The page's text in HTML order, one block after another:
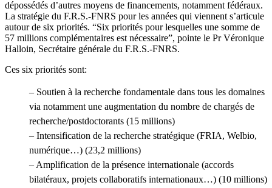
dépossédés d’autres moyens de financements, notamment fédéraux.
La stratégie du F.R.S.-FNRS pour les années qui viennent s’articule
autour de six priorités. “Six priorités pour lesquelles une somme de
57 millions complémentaires est nécessaire”, pointe le Pr Véronique
Halloin, Secrétaire générale du F.R.S.-FNRS.
Ces six priorités sont:
– Soutien à la recherche fondamentale dans tous les domaines
via notamment une augmentation du nombre de chargés de
recherche/postdoctorants (15 millions)
– Intensification de la recherche stratégique (FRIA, Welbio,
numérique…) (23,2 millions)
– Amplification de la présence internationale (accords
bilatéraux, projets collaboratifs internationaux…) (10 millions)